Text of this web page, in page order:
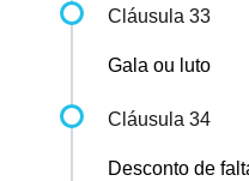
Cláusula 33
Gala ou luto
Cláusula 34
Desconto de